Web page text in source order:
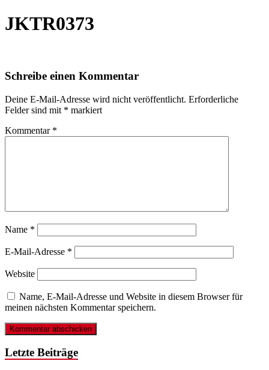
JKTR0373
Schreibe einen Kommentar
Deine E-Mail-Adresse wird nicht veröffentlicht. Erforderliche
Felder sind mit * markiert
Kommentar *
Name *
E-Mail-Adresse *
Website
Name, E-Mail-Adresse und Website in diesem Browser für
meinen nächsten Kommentar speichern.
Letzte Beiträge